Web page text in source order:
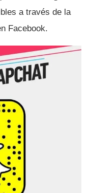
a través de la
Facebook.